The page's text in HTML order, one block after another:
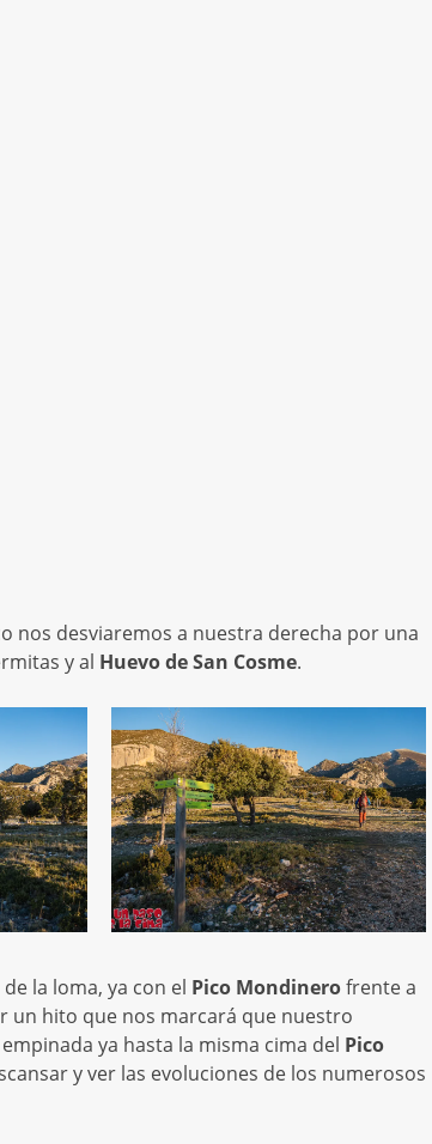
nos desviaremos a nuestra derecha por una
y al Huevo de San Cosme.
la loma, ya con el Pico Mondinerofrente a
un hito que nos marcará que nuestro
ya hasta la misma cima del Pico
y ver las evoluciones de los numerosos